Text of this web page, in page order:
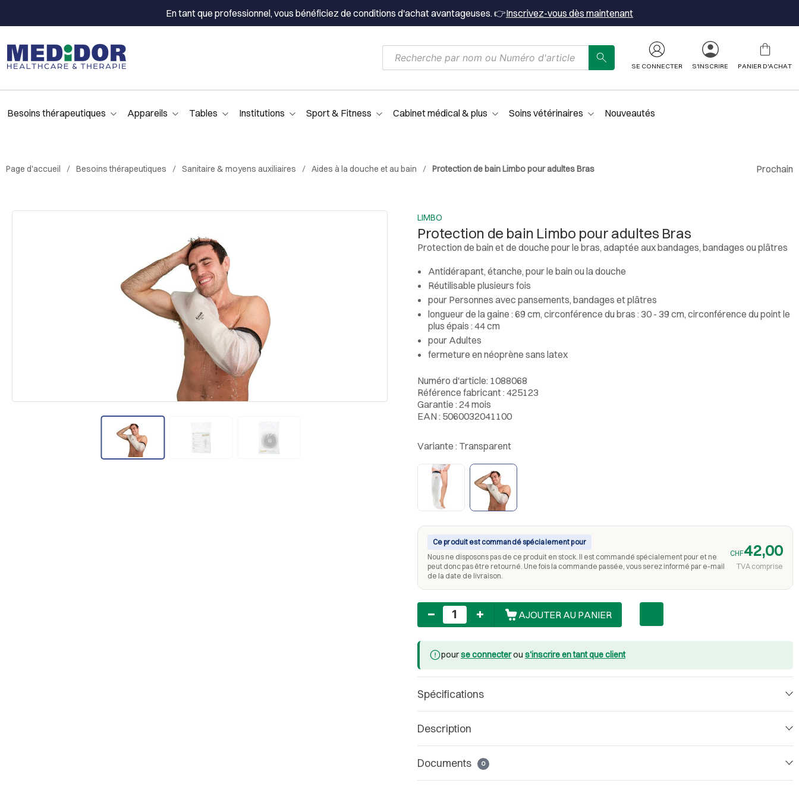
En tant que professionnel, vous bénéficiez de conditions d'achat avantageuses. 👉Inscrivez-vous dès maintenant
SE CONNECTER S'INSCRIRE PANIER D'ACHAT
Besoins thérapeutiques Appareils Tables Institutions Sport & Fitness Cabinet médical & plus Soins vétérinaires Nouveautés
Page d'accueil Besoins thérapeutiques Sanitaire & moyens auxiliaires Aides à la douche et au bain Protection de bain Limbo pour adultes Bras Prochain
LIMBO
Protection de bain Limbo pour adultes Bras
Protection de bain et de douche pour le bras, adaptée aux bandages, bandages ou plâtres
Antidérapant, étanche, pour le bain ou la douche
Réutilisable plusieurs fois
pour Personnes avec pansements, bandages et plâtres
longueur de la gaine : 69 cm, circonférence du bras : 30 - 39 cm, circonférence du point le
plus épais : 44 cm
pour Adultes
fermeture en néoprène sans latex
Numéro d'article: 1088068
Référence fabricant : 425123
Garantie : 24 mois
EAN : 5060032041100
Variante : Transparent
Ce produit est commandé spécialement pour
Nous ne disposons pas de ce produit en stock. Il est commandé spécialement pour et ne
peut donc pas être retourné. Une fois la commande passée, vous serez informé par e-mail
de la date de livraison.
CHF42,00
TVA comprise
Nombre
AJOUTER AU PANIER
pourse connecterou s'inscrire en tant que client
Spécifications
Description
Documents 0